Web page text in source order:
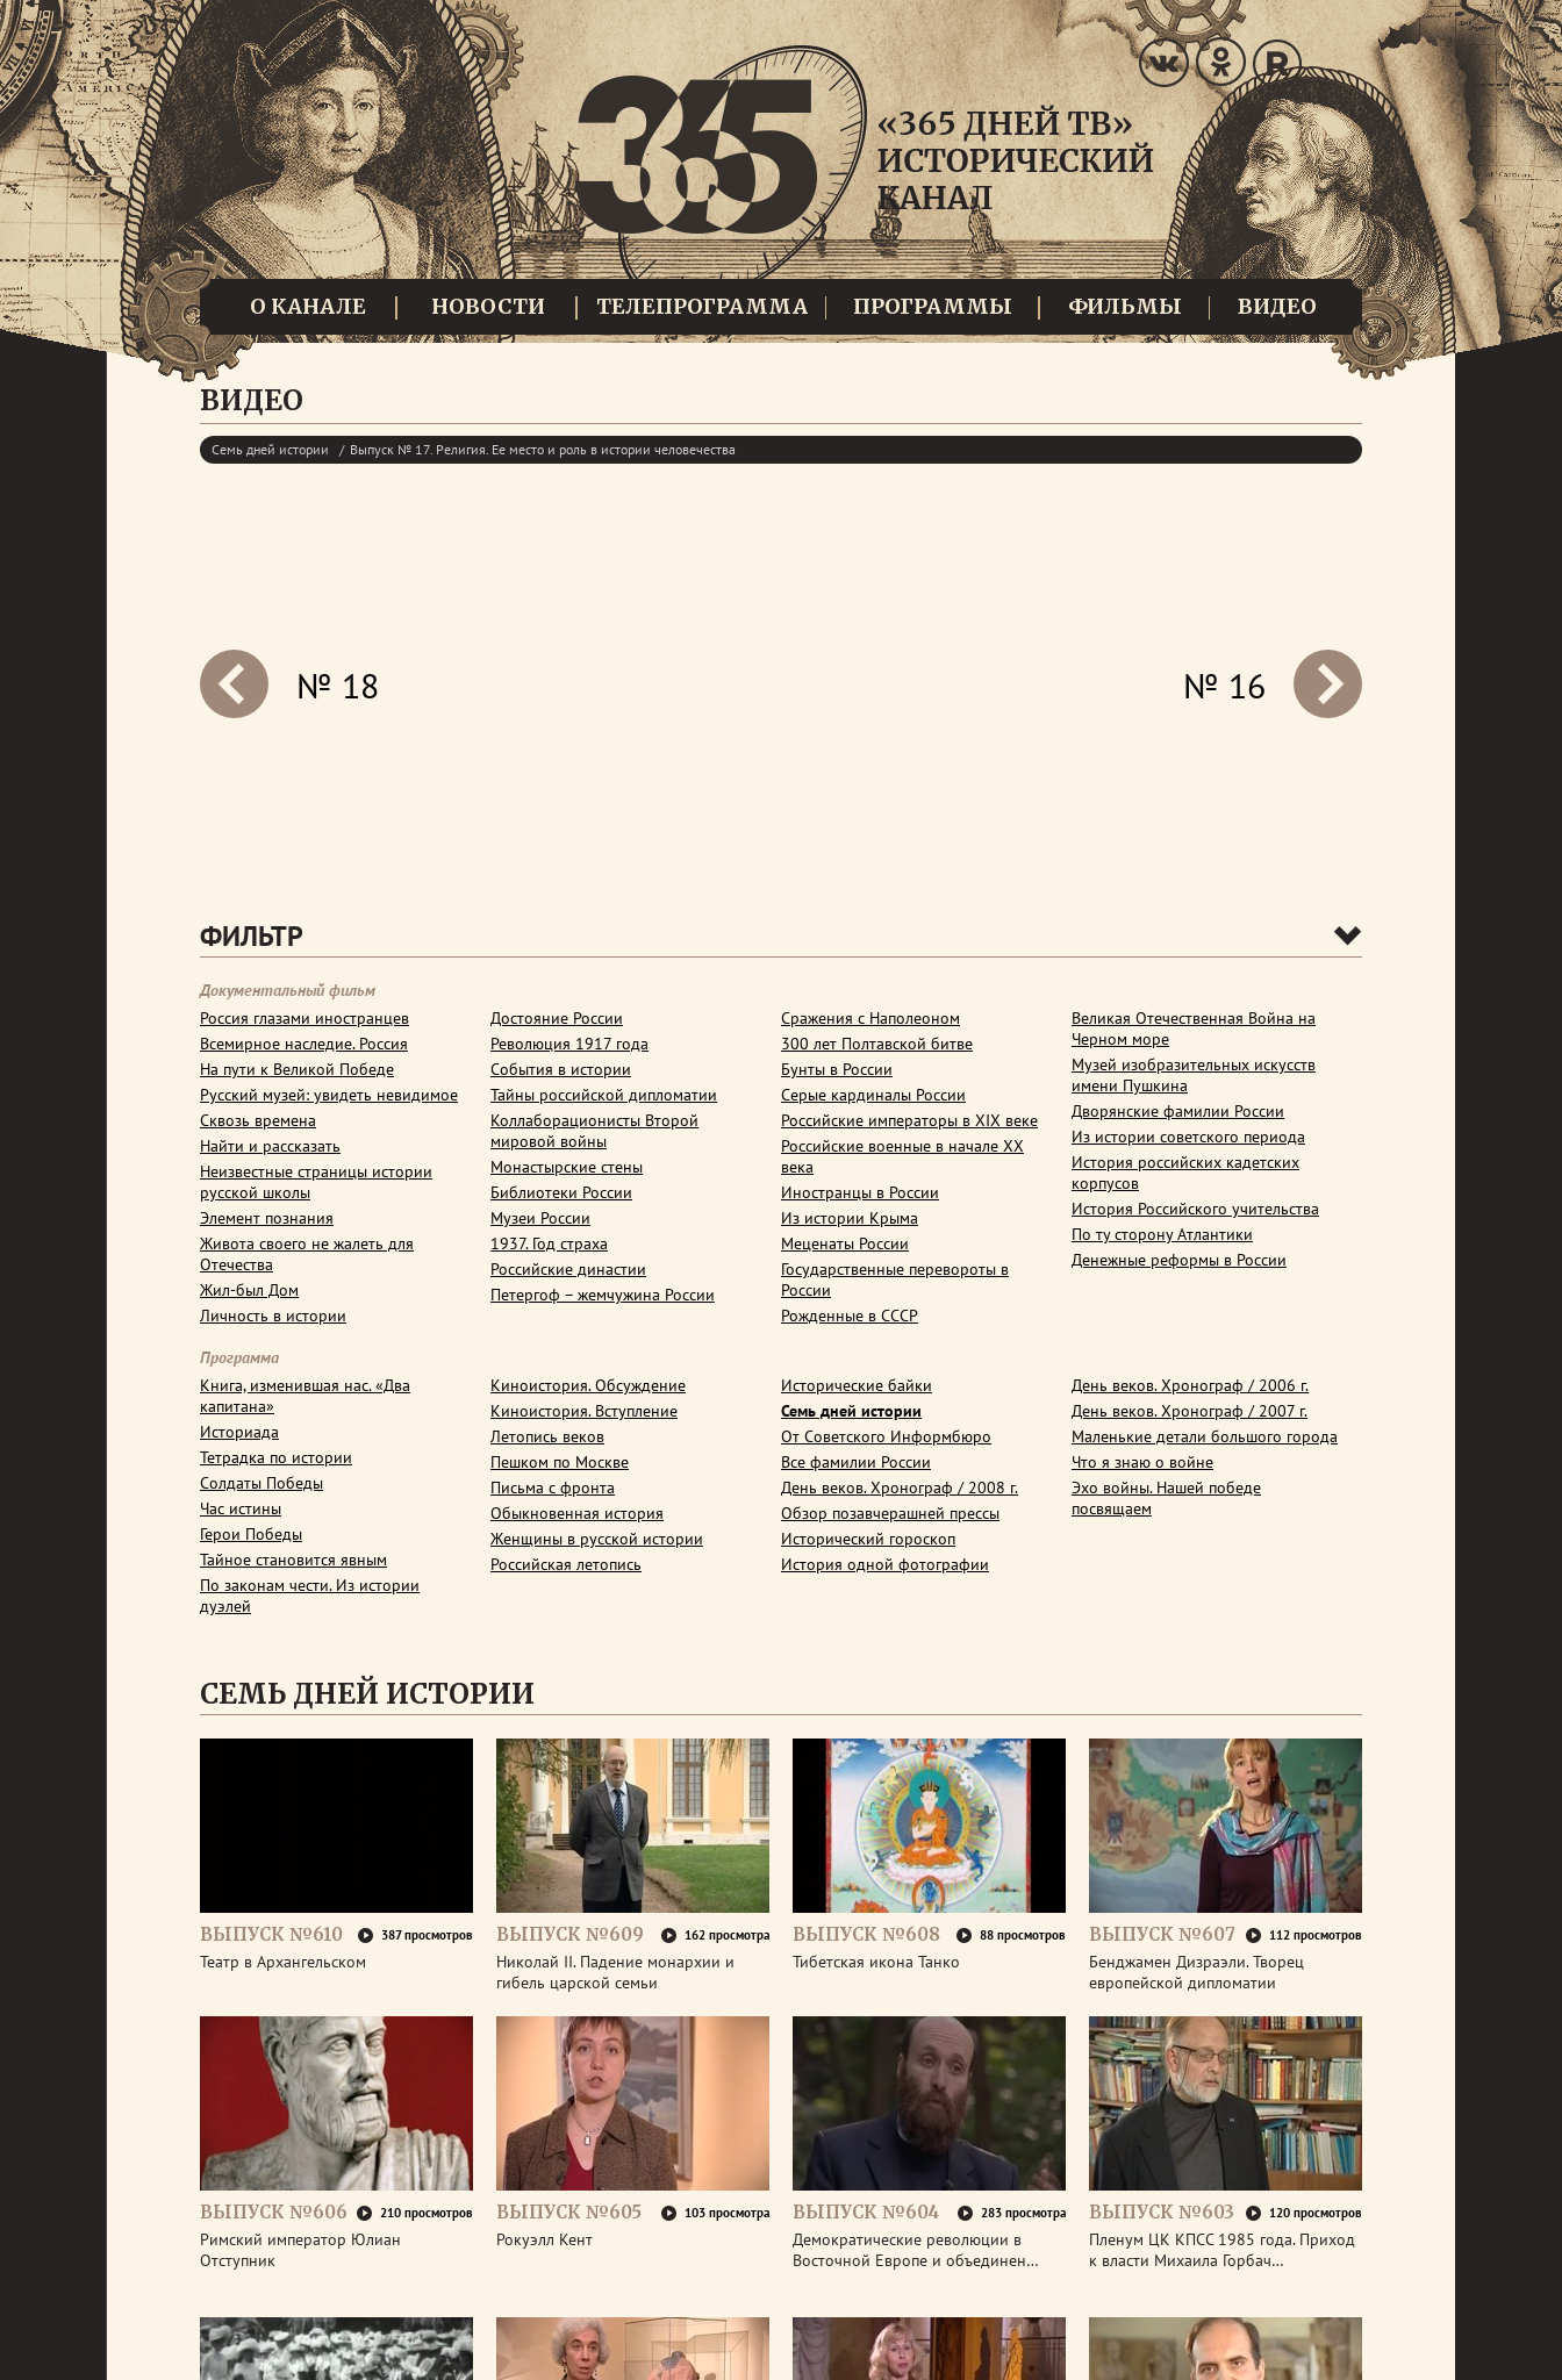
О КАНАЛЕ НОВОСТИ ТЕЛЕПРОГРАММА ПРОГРАММЫ ФИЛЬМЫ ВИДЕО
ВИДЕО
Семь дней истории Выпуск № 17. Религия. Ее место и роль в истории человечества
prev
№ 16
№ 18
ФИЛЬТР
Документальный фильм
Россия глазами иностранцев
Всемирное наследие. Россия
На пути к Великой Победе
Русский музей: увидеть невидимое
Сквозь времена
Найти и рассказать
Неизвестные страницы истории
русской школы
Элемент познания
Живота своего не жалеть для
Отечества
Жил-был Дом
Личность в истории
Достояние России
Революция 1917 года
События в истории
Тайны российской дипломатии
Коллаборационисты Второй
мировой войны
Монастырские стены
Библиотеки России
Музеи России
1937. Год страха
Российские династии
Петергоф – жемчужина России
Сражения с Наполеоном
300 лет Полтавской битве
Бунты в России
Серые кардиналы России
Российские императоры в XIX веке
Российские военные в начале ХХ
века
Иностранцы в России
Из истории Крыма
Меценаты России
Государственные перевороты в
России
Рожденные в СССР
Великая Отечественная Война на
Черном море
Музей изобразительных искусств
имени Пушкина
Дворянские фамилии России
Из истории советского периода
История российских кадетских
корпусов
История Российского учительства
По ту сторону Атлантики
Денежные реформы в России
Программа
Книга, изменившая нас. «Два
капитана»
Историада
Тетрадка по истории
Солдаты Победы
Час истины
Герои Победы
Тайное становится явным
По законам чести. Из истории
дуэлей
Киноистория. Обсуждение
Киноистория. Вступление
Летопись веков
Пешком по Москве
Письма с фронта
Обыкновенная история
Женщины в русской истории
Российская летопись
Исторические байки
Семь дней истории
От Советского Информбюро
Все фамилии России
День веков. Хронограф / 2008 г.
Обзор позавчерашней прессы
Исторический гороскоп
История одной фотографии
День веков. Хронограф / 2006 г.
День веков. Хронограф / 2007 г.
Маленькие детали большого города
Что я знаю о войне
Эхо войны. Нашей победе
посвящаем
СЕМЬ ДНЕЙ ИСТОРИИ
ВЫПУСК №610 387 просмотров
Театр в Архангельском
ВЫПУСК №609 162 просмотра
Николай II. Падение монархии и
гибель царской семьи
ВЫПУСК №608 88 просмотров
Тибетская икона Танко
ВЫПУСК №607 112 просмотров
Бенджамен Дизраэли. Творец
европейской дипломатии
ВЫПУСК №606 210 просмотров
Римский император Юлиан
Отступник
ВЫПУСК №605 103 просмотра
Рокуэлл Кент
ВЫПУСК №604 283 просмотра
Демократические революции в
Восточной Европе и объединен…
ВЫПУСК №603 120 просмотров
Пленум ЦК КПСС 1985 года. Приход
к власти Михаила Горбач…